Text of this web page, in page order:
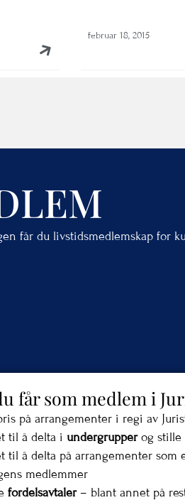
februar 18, 2015
får du livstidsmedlemskap for
får som medlem i
på arrangementer i regi av
til å delta iundergrupperog stille
til å delta på arrangementer som
medlemmer
fordelsavtaler– blant annet på